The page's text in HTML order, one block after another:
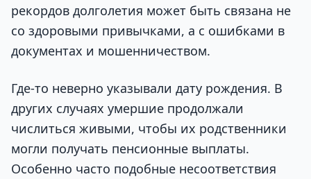
рекордов долголетия может быть связана не
со здоровыми привычками, а с ошибками в
документах и мошенничеством.
Где-то неверно указывали дату рождения. В
других случаях умершие продолжали
числиться живыми, чтобы их родственники
могли получать пенсионные выплаты.
Особенно часто подобные несоответствия